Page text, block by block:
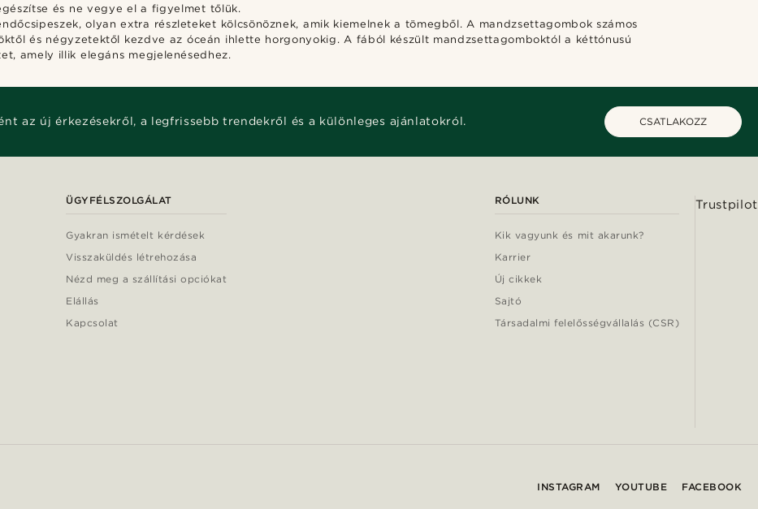
és ne vegye el a figyelmet tőlük.
olyan extra részleteket kölcsönöznek, amik kiemelnek a tömegből. A mandzsettagombok számos
és négyzetektől kezdve az óceán ihlette horgonyokig. A fából készült mandzsettagomboktól a kéttónusú
amely illik elegáns megjelenésedhez.
az új érkezésekről, a legfrissebb trendekről és a különleges ajánlatokról. CSATLAKOZZ
ÜGYFÉLSZOLGÁLAT
Gyakran ismételt kérdések
Visszaküldés létrehozása
Nézd meg a szállítási opciókat
Elállás
Kapcsolat
RÓLUNK
Kik vagyunk és mit akarunk?
Karrier
Új cikkek
Sajtó
Társadalmi felelősségvállalás (CSR)
Trustpilot
INSTAGRAM YOUTUBE FACEBOOK